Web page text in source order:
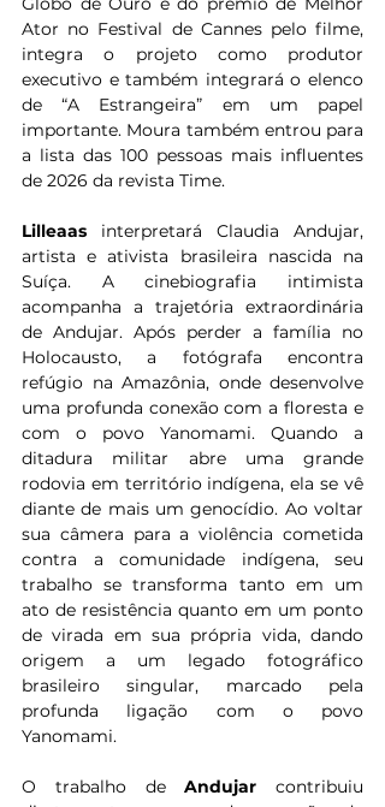
Ator no Festival de Cannes pelo filme,
integra o projeto como produtor
executivo e também integrará o elenco
de “A Estrangeira” em um papel
importante. Moura também entrou para
a lista das 100 pessoas mais influentes
de 2026 da revista Time.
Lilleaas interpretará Claudia Andujar,
artista e ativista brasileira nascida na
Suíça. A cinebiografia intimista
acompanha a trajetória extraordinária
de Andujar. Após perder a família no
Holocausto, a fotógrafa encontra
refúgio na Amazônia, onde desenvolve
uma profunda conexão com a floresta e
com o povo Yanomami. Quando a
ditadura militar abre uma grande
rodovia em território indígena, ela se vê
diante de mais um genocídio. Ao voltar
sua câmera para a violência cometida
contra a comunidade indígena, seu
trabalho se transforma tanto em um
ato de resistência quanto em um ponto
de virada em sua própria vida, dando
origem a um legado fotográfico
brasileiro singular, marcado pela
profunda ligação com o povo
Yanomami.
O trabalho de Andujar contribuiu